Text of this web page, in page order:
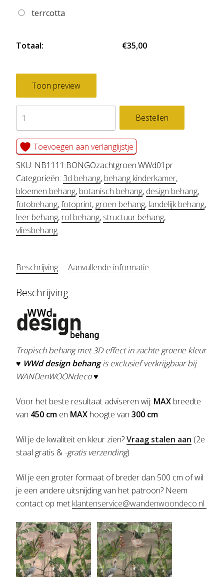
terrcotta
Totaal: €35,00
Toon preview
fotobehang
BONGO
zacht
groen
aantal
Bestellen
Toevoegen aan verlanglijstje
SKU: NB1111.BONGOzachtgroen.WWd01pr
Categorieën: 3d behang, behang kinderkamer,
bloemen behang, botanisch behang, design behang,
fotobehang,fotoprint, groen behang, landelijk behang,
leer behang, rol behang, structuur behang,
vliesbehang
Beschrijving Aanvullende informatie
Beschrijving
Tropisch behang met 3D effect in zachte groene kleur
♥ WWd design behangis exclusief verkrijgbaar bij
WANDenWOONdeco ♥
Voor het beste resultaat adviseren wij: MAX breedte
van 450 cm en MAX hoogte van 300 cm
Wil je de kwaliteit en kleur zien?Vraag stalen aan (2e
staal gratis & -gratis verzending)
Wil je een groter formaat of breder dan 500 cm of wil
je een andere uitsnijding van het patroon? Neem
contact op met klantenservice@wandenwoondeco.nl